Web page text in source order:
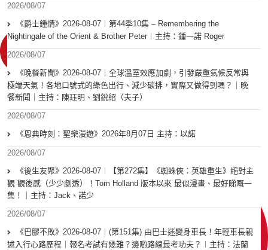
2026/08/07
《爵士鍾情》2026-08-07︱第44季10集 – Remembering the
Nightingale of the Orient & Brother Peter︱主持：鍾一諾 Roger
2026/08/07
《晚餐新聞》2026-08-07｜全球溫室效應加劇，引發嚴重氣候反常與
極端天氣！各地口號式的綠色出行、減少碳排，實際又做得到嗎？｜晚
餐新聞｜主持：陳珏明、劉銳紹（夫子）
2026/08/07
《恩典時刻：聖樂漫遊》2026年8月07日 主持：以諾
2026/08/07
《後生友聚》2026-08-07︱【第272集】《蜘蛛俠：英雄重生》絕對主
觀 觀後感（少少劇透）！Tom Holland 版本以來 最似漫畫、最好睇嘅一
集！｜主持：Jack、諾少
2026/08/07
《巴膠不敗》2026-08-07︱(第151集) 由巴士迷變身車長！年輕車長親
述入行心路歷程｜報名考試有幾難？邊啲路線最考功夫？︱主持：法蘭